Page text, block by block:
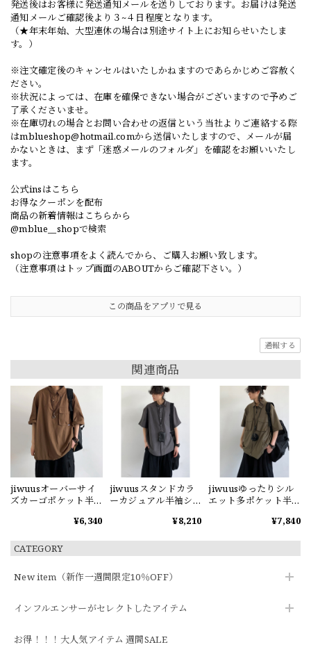
CATEGORY
New item（新作一週間限定10％OFF）
インフルエンサーがセレクトしたアイテム
お得！！！大人気アイテム 週間SALE
発送後はお客様に発送通知メールを送りしております。お届けは発送
通知メールご確認後より３~４日程度となります。
（★年末年始、大型連休の場合は別途サイト上にお知らせいたしま
す。）
※注文確定後のキャンセルはいたしかねますのであらかじめご容赦く
ださい。
※状況によっては、在庫を確保できない場合がございますので予めご
了承くださいませ。
※在庫切れの場合とお問い合わせの返信という当社よりご連絡する際
はmblueshop@hotmail.comから送信いたしますので、メールが届
かないときは、まず「迷惑メールのフォルダ」を確認をお願いいたし
ます。
公式insはこちら
お得なクーポンを配布
商品の新着情報はこちらから
@mblue__shopで検索
shopの注意事項をよく読んでから、ご購入お願い致します。
（注意事項はトップ画面のABOUTからご確認下さい。）
この商品をアプリで見る
通報する
関連商品
jiwuusオーバーサイ
ズカーゴポケット半
¥6,340
jiwuusスタンドカラ
ーカジュアル半袖シ
¥8,210
jiwuusゆったりシル
エット多ポケット半
¥7,840